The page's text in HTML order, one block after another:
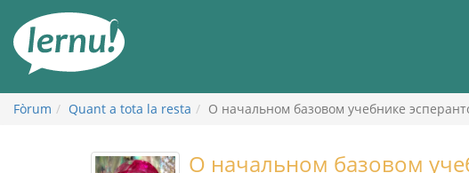
contingut
Fòrum Quant a tota la resta О начальном базовом учебнике
О начальном базовом